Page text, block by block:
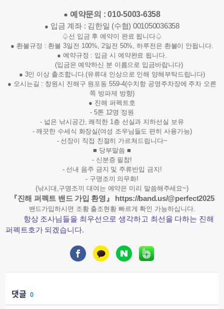
● 예약문의 : 010-5003-6358
● 입금 계좌 : 김한일 (수협) 001050036358
♤선 입금 후 예약이 완료 됩니다♤
● 환불규정 : 환불 3일전 100%, 2일전 50%, 하루전은 환불이 안됩니다.
● 예약규정 : 입금 시 예약완료 됩니다.
(입금은 예약하신 분 이름으로 입금바랍니다)
● 3인 이상 출조합니다.(유류대 인상으로 인해 양해부탁드립니다)
● 오시는길 : 창원시 진해구 원포동 559-4(수치항 공영주차장에 주차 오른
쪽 방파제 방향)
● 진해 퍼펙트호
- 5톤 12명 정원
- 넓은 낚시공간, 쾌적한 1층 선실과 지하선실 보유
- 깨끗한 수세식 화장실(여성 조우님들도 편히 사용가능)
- 선장이 직접 친절히 가르쳐드립니다~
■ 당부말씀 ■
- 신분증 필참!
- 선내 음주 금지 및 주류반입 금지!
- 구명조끼 의무화!
(낚시대,구명조끼 대여는 예약은 미리 말씀해주세요~)
『진해 퍼펙트 밴드 가입 환영』 https://band.us/@perfect2025
밴드가입하시면 조황 출조현황 빠르게 확인 가능하십니다.
항상 조사님들을 최우선으로 생각하고 최선을 다하는 진해
퍼펙트호가 되겠습니다.
댓글 0